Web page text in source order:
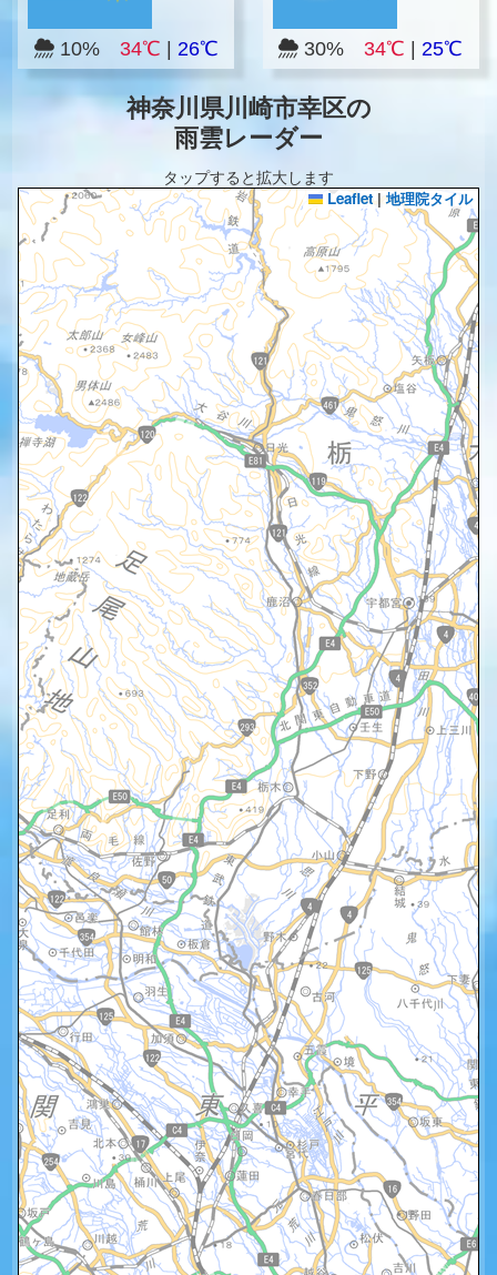
10% 34℃ 26℃ 30%34℃ |25℃
神奈川県川崎市幸区の
雨雲レーダー
タップすると拡大します
Leaflet | 地理院タイル